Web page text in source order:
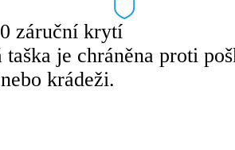
záruční krytí
taška je chráněna proti
krádeži.